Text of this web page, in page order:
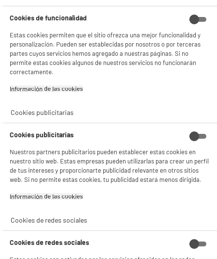
Référence constructeur 1M NEGRO PVC MICRO USB
Dimensiones del producto
AL 9,5 cm x AN 2,5 cm x PR
7,3 cm
Peso neto 0,14kg
nombre de la empresa o marca
Dirección de envio
T.ELECTRODEPOT.FR
Código del artículo 966356
Cookies de funcionalidad
Estas cookies permiten que el sitio ofrezca una mejor funcionalidad y
personalización. Pueden ser establecidas por nosotros o por terceras
partes cuyos servicios hemos agregado a nuestras páginas. Si no
permite estas cookies algunos de nuestros servicios no funcionarán
correctamente.
Información de las cookies‎
Cookies publicitarias
Cookies publicitarias
Nuestros partners publicitarios pueden establecer estas cookies en
nuestro sitio web. Estas empresas pueden utilizarlas para crear un perfil
de tus intereses y proporcionarte publicidad relevante en otros sitios
web. Si no permite estas cookies, tu publicidad estará menos dirigida.
Información de las cookies‎
Cookies de redes sociales
Cookies de redes sociales